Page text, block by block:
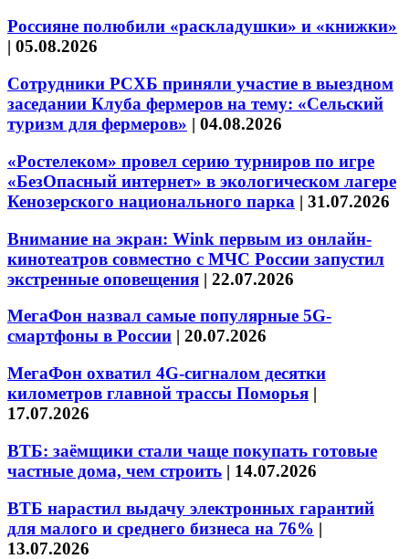
Россияне полюбили «раскладушки» и «книжки»
| 05.08.2026
Сотрудники РСХБ приняли участие в выездном
заседании Клуба фермеров на тему: «Сельский
туризм для фермеров» | 04.08.2026
«Ростелеком» провел серию турниров по игре
«БезОпасный интернет» в экологическом лагере
Кенозерского национального парка | 31.07.2026
Внимание на экран: Wink первым из онлайн-
кинотеатров совместно с МЧС России запустил
экстренные оповещения | 22.07.2026
МегаФон назвал самые популярные 5G-
смартфоны в России | 20.07.2026
МегаФон охватил 4G-сигналом десятки
километров главной трассы Поморья |
17.07.2026
ВТБ: заёмщики стали чаще покупать готовые
частные дома, чем строить | 14.07.2026
ВТБ нарастил выдачу электронных гарантий
для малого и среднего бизнеса на 76% |
13.07.2026